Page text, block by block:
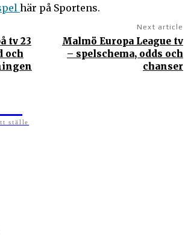
här på Sportens.
tv 23
och
Next article
Malmö Europa League tv
– spelschema, odds och
chanser
ställe